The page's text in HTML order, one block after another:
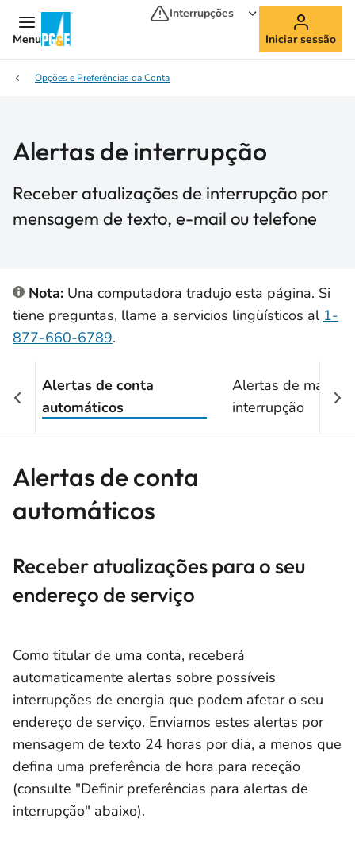
Menu
Interrupções
Iniciar sessão
Opções e Preferências da Conta
Alertas de interrupção
Receber atualizações de interrupção por
mensagem de texto, e-mail ou telefone
Nota: Una computadora tradujo esta página. Si
tiene preguntas, llame a servicios lingüísticos al 1-
877-660-6789.
Alertas de conta
automáticos
Alertas de mapa
interrupção
Alertas de conta
automáticos
Receber atualizações para o seu
endereço de serviço
Como titular de uma conta, receberá
automaticamente alertas sobre possíveis
interrupções de energia que podem afetar o seu
endereço de serviço. Enviamos estes alertas por
mensagem de texto 24 horas por dia, a menos que
defina uma preferência de hora para receção
(consulte "Definir preferências para alertas de
interrupção" abaixo).